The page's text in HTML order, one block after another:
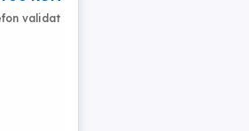
validat